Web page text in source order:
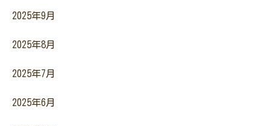
2025年9月
2025年8月
2025年7月
2025年6月